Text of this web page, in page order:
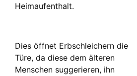
Heimaufenthalt.
Dies öffnet Erbschleichern die
Türe, da diese dem älteren
Menschen suggerieren, ihn